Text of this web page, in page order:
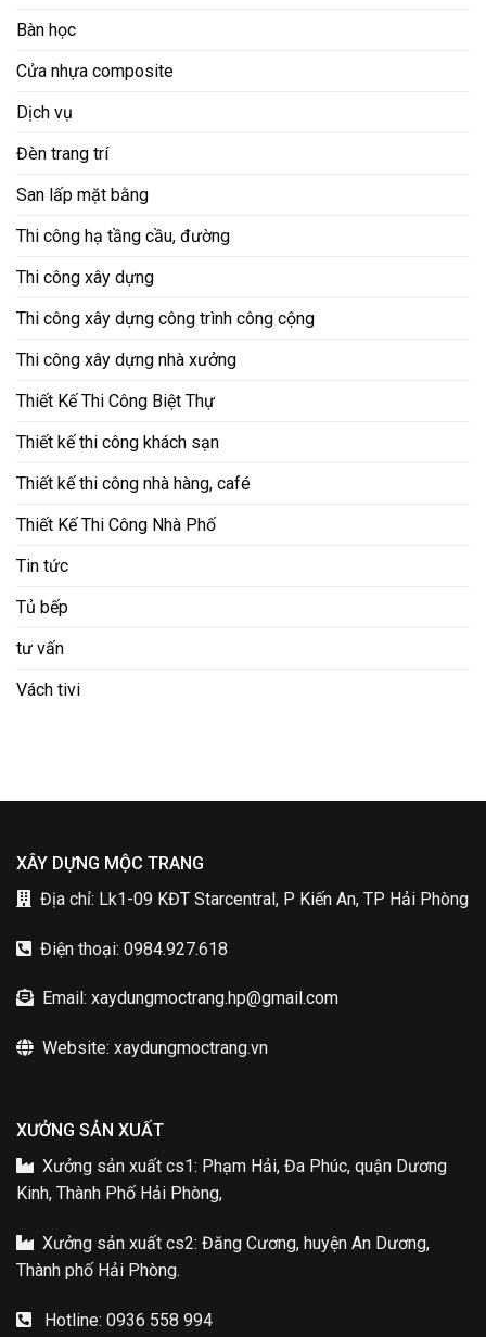
Bàn học
Cửa nhựa composite
Dịch vụ
Đèn trang trí
San lấp mặt bằng
Thi công hạ tầng cầu, đường
Thi công xây dựng
Thi công xây dựng công trình công cộng
Thi công xây dựng nhà xưởng
Thiết Kế Thi Công Biệt Thự
Thiết kế thi công khách sạn
Thiết kế thi công nhà hàng, café
Thiết Kế Thi Công Nhà Phố
Tin tức
Tủ bếp
tư vấn
Vách tivi
XÂY DỰNG MỘC TRANG
Địa chỉ: Lk1-09 KĐT Starcentral, P Kiến An, TP Hải Phòng
Điện thoại: 0984.927.618
Email: xaydungmoctrang.hp@gmail.com
Website: xaydungmoctrang.vn
XƯỞNG SẢN XUẤT
Xưởng sản xuất cs1: Phạm Hải, Đa Phúc, quận Dương
Kinh, Thành Phố Hải Phòng,
Xưởng sản xuất cs2: Đăng Cương, huyện An Dương,
Thành phố Hải Phòng.
Hotline: 0936 558 994